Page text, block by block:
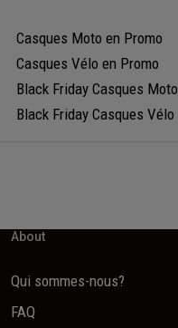
Casques Moto en Promo
Casques Vélo en Promo
Black Friday Casques Moto
Black Friday Casques Vélo
About
Qui sommes-nous?
FAQ